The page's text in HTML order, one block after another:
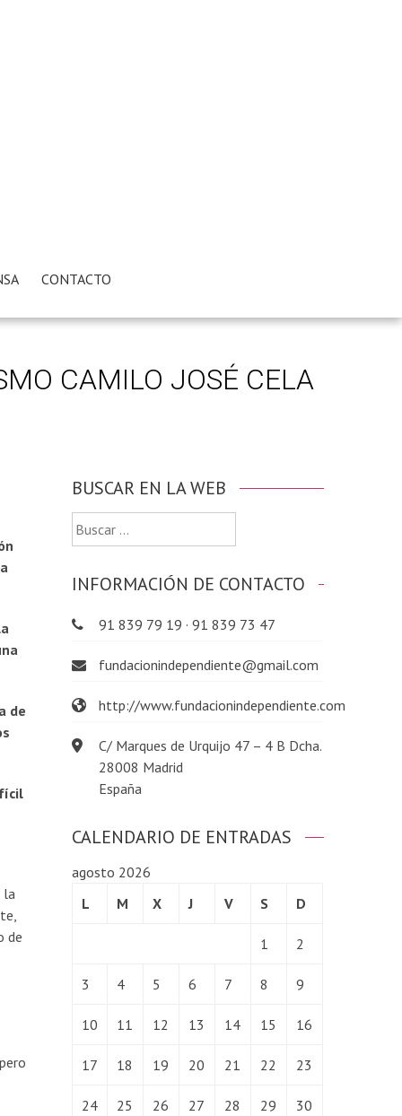
CONTACTO
CAMILO JOSÉ CELA
de
la
de
BUSCAR EN LA WEB
Buscar:
INFORMACIÓN DE CONTACTO
91 839 79 19 · 91 839 73 47
fundacionindependiente@gmail.com
http://www.fundacionindependiente.com
C/ Marques de Urquijo 47 – 4 B Dcha.
28008 Madrid
España
CALENDARIO DE ENTRADAS
agosto 2026
L
M X J V S D
1 2
3 4 5 6 7 8 9
10 11 12 13 14 15 16
17 18 19 20 21 22 23
24 25 26 27 28 29 30